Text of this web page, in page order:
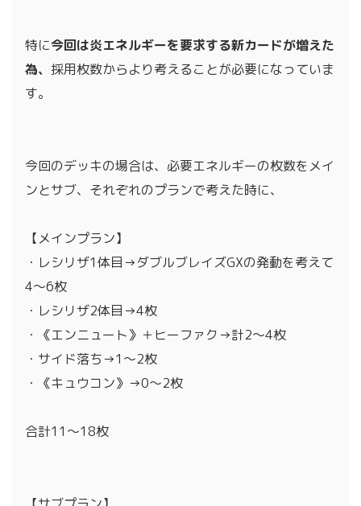
特に今回は炎エネルギーを要求する新カードが増えた
為、 採用枚数からより考えることが必要になっていま
す。
今回のデッキの場合は、必要エネルギーの枚数をメイ
ンとサブ、それぞれのプランで考えた時に、
【メインプラン】
・レシリザ1体目→ダブルブレイズGXの発動を考えて
4～6枚
・レシリザ2体目→4枚
・《エンニュート》＋ヒーファク→計2～4枚
・サイド落ち→1～2枚
・《キュウコン》→0～2枚
合計11～18枚